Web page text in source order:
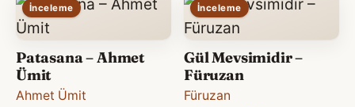
İnceleme
Patasana – Ahmet
Ümit
Ahmet Ümit
İnceleme
Gül Mevsimidir –
Füruzan
Füruzan